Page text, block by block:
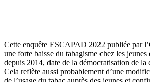
Cette enquête ESCAPAD 2022 publiée par
une forte baisse du tabagisme chez les
depuis 2014, date de la démocratisation de la
Cela reflète aussi probablement d’une